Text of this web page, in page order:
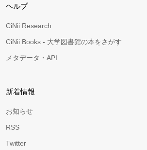
ヘルプ
CiNii Research
CiNii Books - 大学図書館の本をさがす
メタデータ・API
新着情報
お知らせ
RSS
Twitter